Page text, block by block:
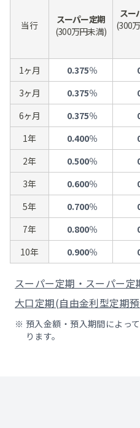
当行
スーパー定期
(300万円未満)
スー
(300
1ヶ月 0.375％
3ヶ月
0.375％
6ヶ月
0.375％
1年
0.400％
2年
0.500％
3年
0.600％
5年
0.700％
7年
0.800％
10年
0.900％
スーパー定期・スーパー
大口定期(自由金利型定期
※ 預入金額・預入期間によっ
ります。